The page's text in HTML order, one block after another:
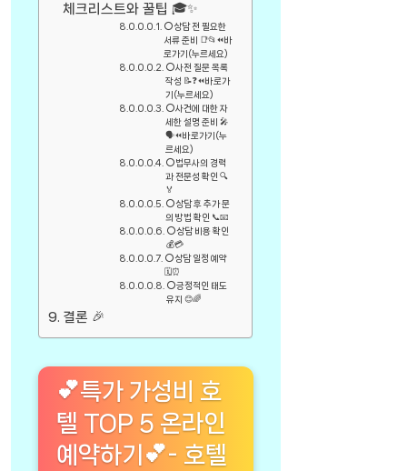
체크리스트와 꿀팁 🎓✨
⭕상담 전 필요한
서류 준비 📑📂⏪바
로가기(누르세요)
⭕사전 질문 목록
작성 📝❓⏪바로가
기(누르세요)
⭕사건에 대한 자
세한 설명 준비 🎤
🗣️⏪바로가기(누
르세요)
⭕법무사의 경력
과 전문성 확인 🔍
🏅
⭕상담 후 추가 문
의 방법 확인 📞📧
⭕상담 비용 확인
💰💳
⭕상담 일정 예약
🗓️⏰
⭕긍정적인 태도
유지 😊🌈
결론 🎉
💕특가 가성비 호
텔 TOP 5 온라인
예약하기💕- 호텔